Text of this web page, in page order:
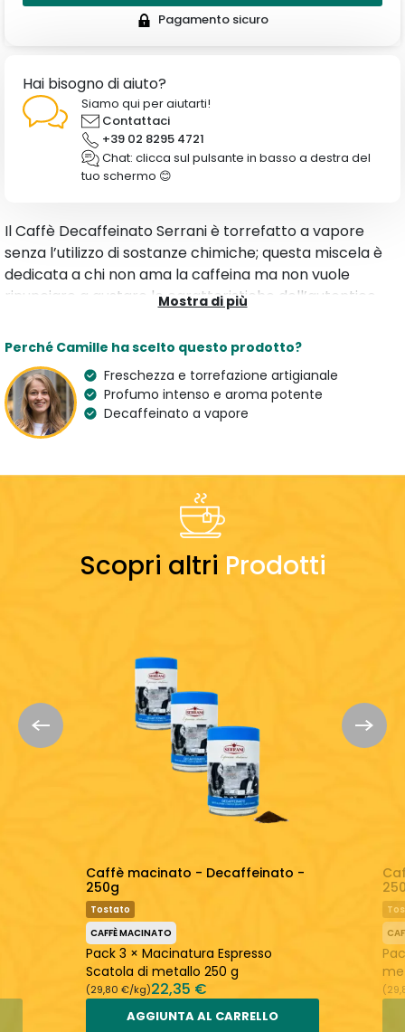
Pagamento sicuro
Hai bisogno di aiuto?
Siamo qui per aiutarti!
Contattaci
+39 02 8295 4721
Chat: clicca sul pulsante in basso a destra del
tuo schermo 😊
Il Caffè Decaffeinato Serrani è torrefatto a vapore
senza l’utilizzo di sostanze chimiche; questa miscela è
dedicata a chi non ama la caffeina ma non vuole
rinunciare a gustare le caratteristiche dell’autentico
corposo, aromatico con retrogusto persistente.
Caratteristiche
Tipologia
Caffè Macinato
Aroma
100 % Arabica
Decaffeinato
Preparazione
FORTE
Un caffè perfettamente equilibrato
Torrefatto fresco
Caffè Macinato
Mostra di più
Perché Camille ha scelto questo prodotto?
Freschezza e torrefazione artigianale
Profumo intenso e aroma potente
Decaffeinato a vapore
Scopri altri Prodotti
Caffè macinato - Decaffeinato -
250g
Tostato
CAFFÈ MACINATO
Pack 3 × Macinatura Espresso
Scatola di metallo 250 g
(29,80 €/kg)22,35 €
AGGIUNTA AL CARRELLO